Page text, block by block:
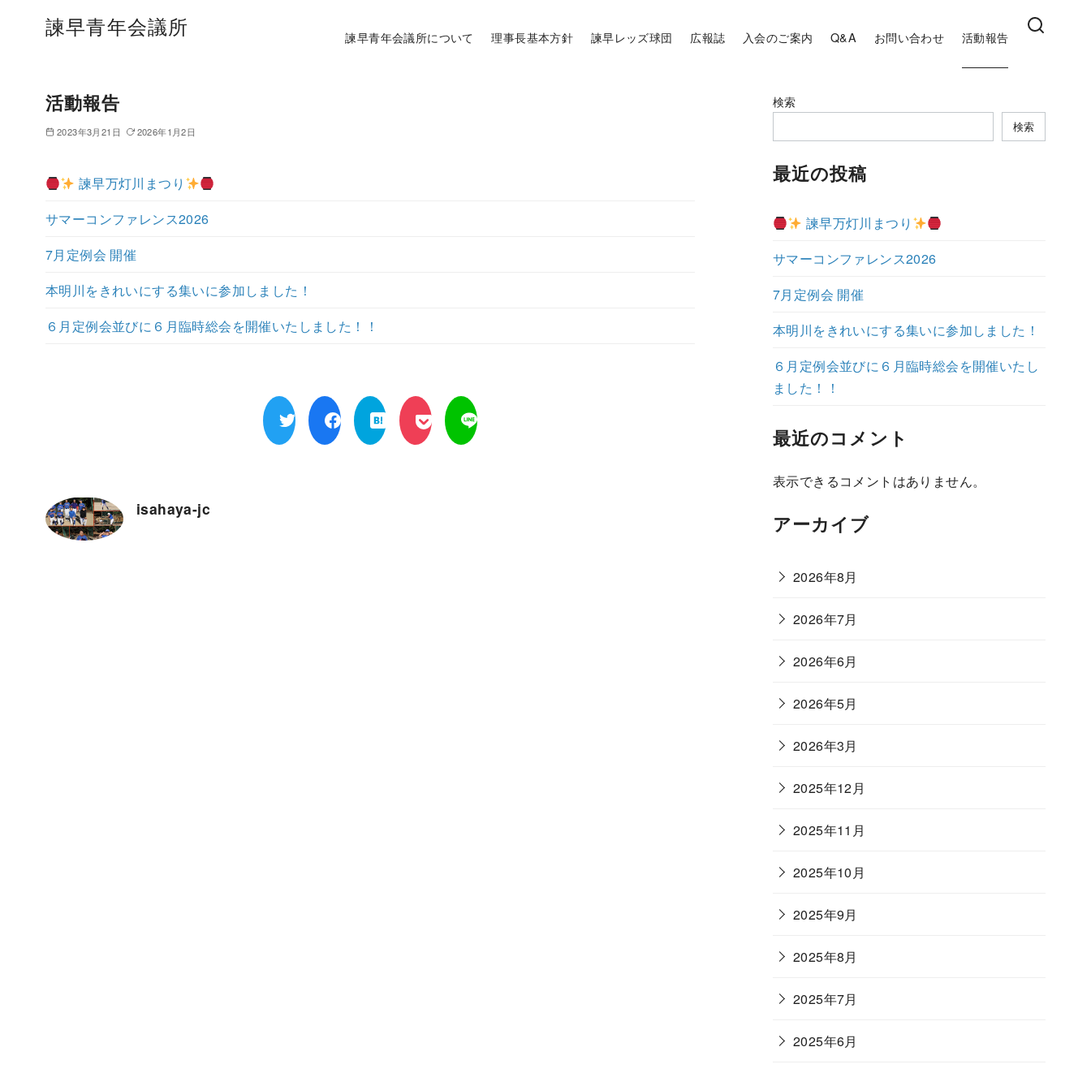
諫早青年会議所 諫早青年会議所について 理事長基本方針 諫早レッズ球団 広報誌 入会のご案内 Q&A お問い合わせ 活動報告
活動報告
2023年3月21日 2026年1月2日
諫早万灯川まつり
サマーコンファレンス2026
7月定例会 開催
本明川をきれいにする集いに参加しました！
６月定例会並びに６月臨時総会を開催いたしました！！
isahaya-jc
検索
検索
最近の投稿
諫早万灯川まつり
サマーコンファレンス2026
7月定例会 開催
本明川をきれいにする集いに参加しました！
６月定例会並びに６月臨時総会を開催いたし
ました！！
最近のコメント
表示できるコメントはありません。
アーカイブ
2026年8月
2026年7月
2026年6月
2026年5月
2026年3月
2025年12月
2025年11月
2025年10月
2025年9月
2025年8月
2025年7月
2025年6月